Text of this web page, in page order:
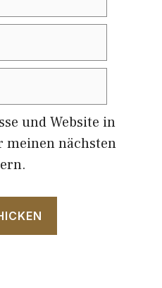
und Website in
meinen nächsten